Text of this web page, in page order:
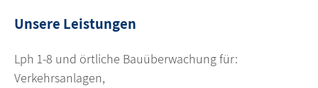
Unsere Leistungen
Lph 1-8 und örtliche Bauüberwachung für:
Verkehrsanlagen,